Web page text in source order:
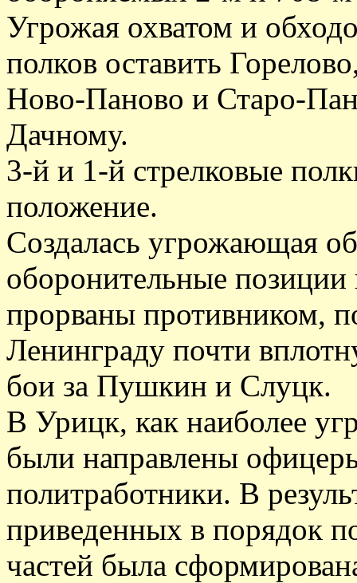
Угрожая охватом и
полков оставить
Ново-Паново и Старо-
Дачному.
3-й и 1-й стрелковые
положение.
Создалась угрожающая
оборонительные
прорваны противником,
Ленинграду почти
бои за Пушкин и Слуцк.
В Урицк, как наиболее
были направлены
политработники. В
приведенных в порядок
частей была